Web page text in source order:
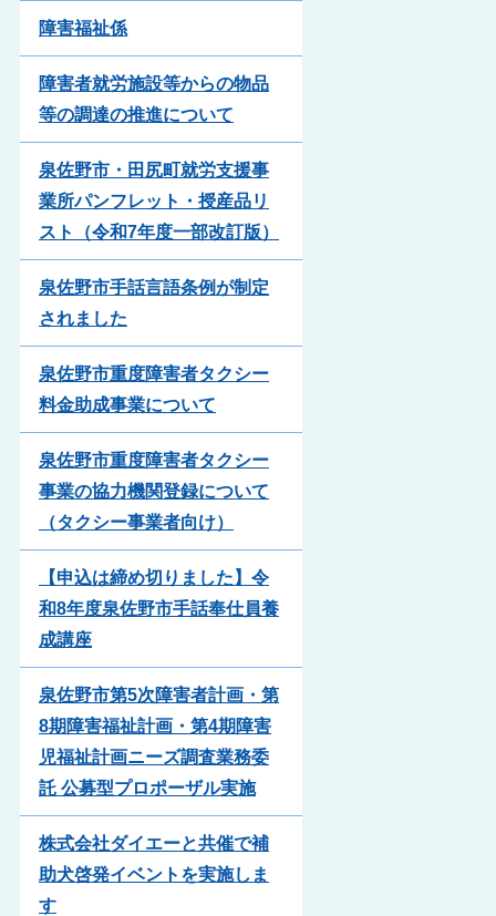
障害福祉係
障害者就労施設等からの物品
等の調達の推進について
泉佐野市・田尻町就労支援事
業所パンフレット・授産品リ
スト（令和7年度一部改訂版）
泉佐野市手話言語条例が制定
されました
泉佐野市重度障害者タクシー
料金助成事業について
泉佐野市重度障害者タクシー
事業の協力機関登録について
（タクシー事業者向け）
【申込は締め切りました】令
和8年度泉佐野市手話奉仕員養
成講座
泉佐野市第5次障害者計画・第
8期障害福祉計画・第4期障害
児福祉計画ニーズ調査業務委
託 公募型プロポーザル実施
株式会社ダイエーと共催で補
助犬啓発イベントを実施しま
す